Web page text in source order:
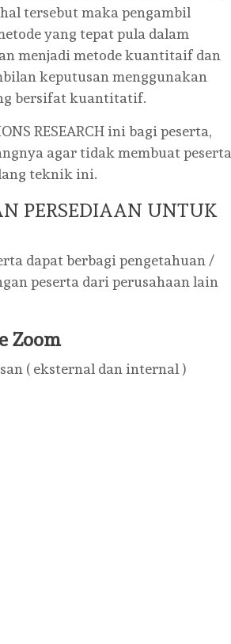
tersebut maka pengambil
yang tepat pula dalam
menjadi metode kuantitaif dan
keputusan menggunakan
bersifat kuantitatif.
RESEARCH ini bagi peserta,
agar tidak membuat peserta
teknik ini.
PERSEDIAAN UNTUK
dapat berbagi pengetahuan /
peserta dari perusahaan lain
Zoom
( eksternal dan internal )